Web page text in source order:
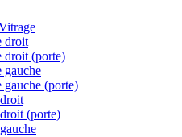
droit
droit (porte)
gauche
gauche (porte)
(porte)